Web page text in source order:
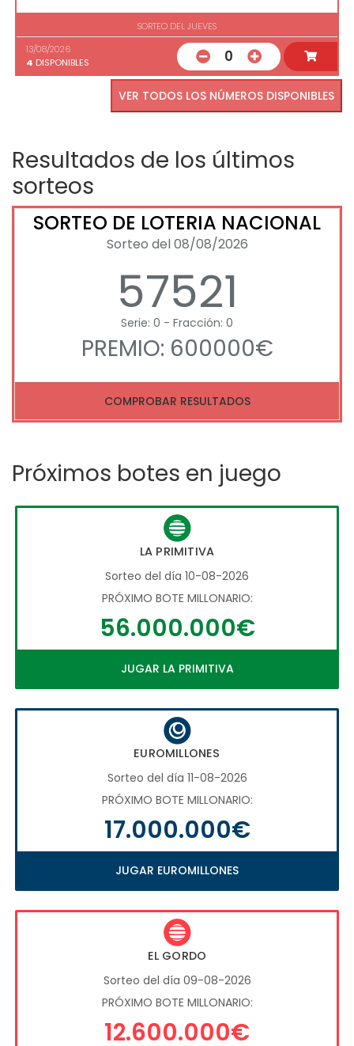
SORTEO DEL JUEVES
13/08/2026
4 DISPONIBLES 0
VER TODOS LOS NÚMEROS DISPONIBLES
Resultados de los últimos
sorteos
SORTEO DE LOTERIA NACIONAL
Sorteo del 08/08/2026
57521
Serie: 0 - Fracción: 0
PREMIO: 600000€
COMPROBAR RESULTADOS
Próximos botes en juego
LA PRIMITIVA
Sorteo del día 10-08-2026
PRÓXIMO BOTE MILLONARIO:
56.000.000€
JUGAR LA PRIMITIVA
EUROMILLONES
Sorteo del día 11-08-2026
PRÓXIMO BOTE MILLONARIO:
17.000.000€
JUGAR EUROMILLONES
EL GORDO
Sorteo del día 09-08-2026
PRÓXIMO BOTE MILLONARIO:
12.600.000€